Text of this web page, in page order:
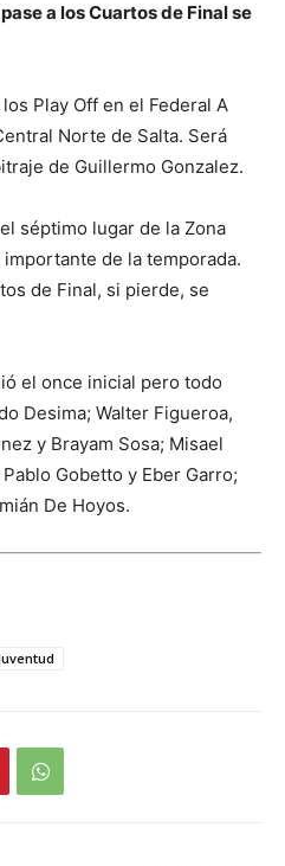
a los Cuartos de Final se
Play Off en el Federal A
Norte de Salta. Será
de Guillermo Gonzalez.
séptimo lugar de la Zona
de la temporada.
de Final, si pierde, se
el once inicial pero todo
Desima; Walter Figueroa,
y Brayam Sosa; Misael
Gobetto y Eber Garro;
De Hoyos.